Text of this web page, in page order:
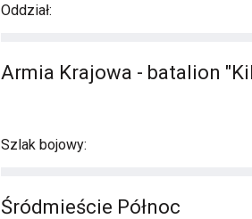
Oddział:
Armia Krajowa - batalion
Szlak bojowy:
Śródmieście Północ